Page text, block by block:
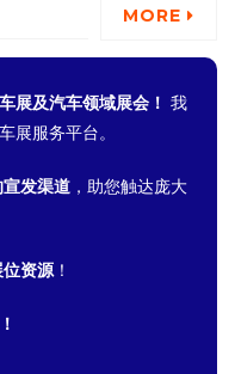
MORE
展及汽车领域展会！ 我
展服务平台。
发渠道 ，助您触达庞大
资源！